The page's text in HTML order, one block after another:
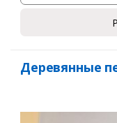
Деревянные